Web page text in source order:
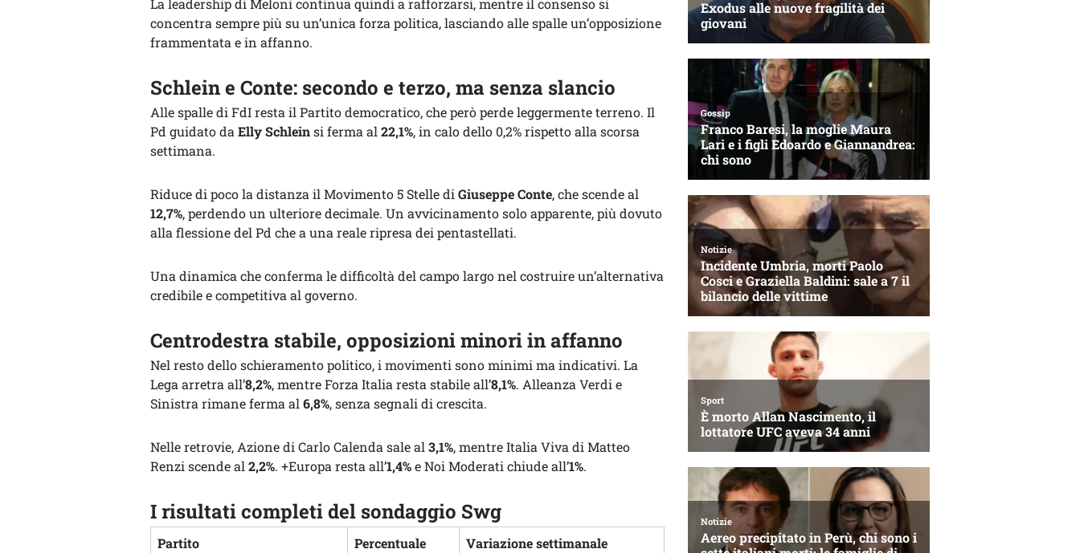
La leadership di Meloni continua quindi a rafforzarsi, mentre il consenso si
concentra sempre più su un’unica forza politica, lasciando alle spalle un’opposizione
frammentata e in affanno.
Schlein e Conte: secondo e terzo, ma senza slancio
Alle spalle di FdI resta il Partito democratico, che però perde leggermente terreno. Il
Pd guidato daElly Schleinsi ferma al22,1%, in calo dello 0,2% rispetto alla scorsa
settimana.
Riduce di poco la distanza il Movimento 5 Stelle diGiuseppe Conte, che scende al
12,7%, perdendo un ulteriore decimale. Un avvicinamento solo apparente, più dovuto
alla flessione del Pd che a una reale ripresa dei pentastellati.
Una dinamica che conferma le difficoltà del campo largo nel costruire un’alternativa
credibile e competitiva al governo.
Centrodestra stabile, opposizioni minori in affanno
Nel resto dello schieramento politico, i movimenti sono minimi ma indicativi. La
Lega arretra all’8,2%, mentre Forza Italia resta stabile all’8,1%. Alleanza Verdi e
Sinistra rimane ferma al6,8%, senza segnali di crescita.
Nelle retrovie, Azione di Carlo Calenda sale al3,1%, mentre Italia Viva di Matteo
Renzi scende al2,2%. +Europa resta all’1,4%e Noi Moderati chiude all’1%.
I risultati completi del sondaggio Swg
Partito Percentuale Variazione settimanale